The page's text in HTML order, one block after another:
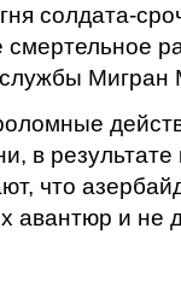
солдата-
Мигран
в
что
авантюр и не